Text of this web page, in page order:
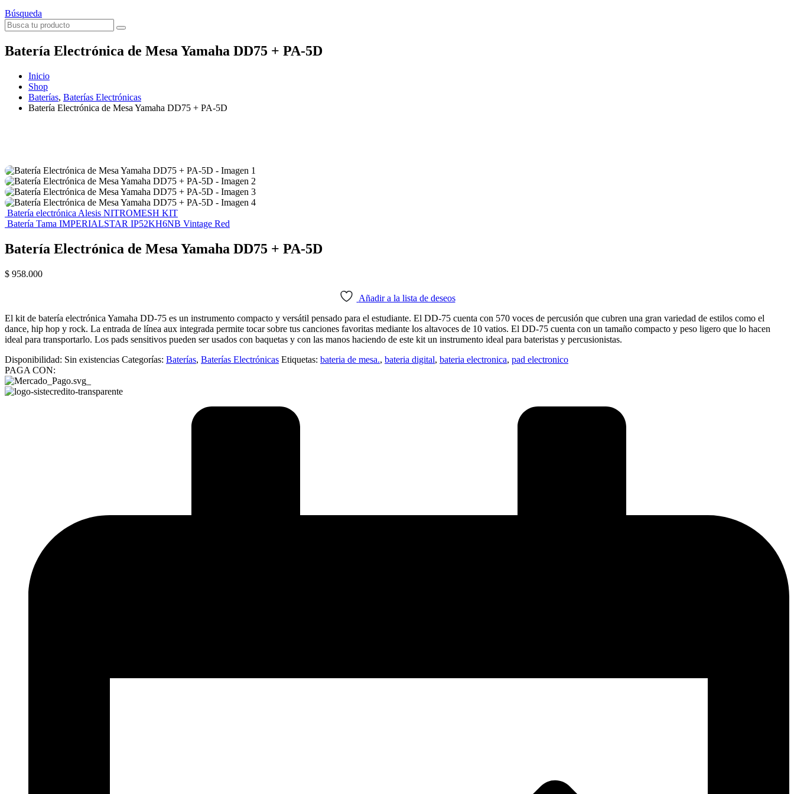
Búsqueda
Batería Electrónica de Mesa Yamaha DD75 + PA-5D
Inicio
Shop
Baterías, Baterías Electrónicas
Batería Electrónica de Mesa Yamaha DD75 + PA-5D
Batería electrónica Alesis NITROMESH KIT
Batería Tama IMPERIALSTAR IP52KH6NB Vintage Red
Batería Electrónica de Mesa Yamaha DD75 + PA-5D
$ 958.000
Añadir a la lista de deseos
El kit de batería electrónica Yamaha DD-75 es un instrumento compacto y versátil pensado para el estudiante. El DD-75 cuenta con 570 voces de percusión que cubren una gran variedad de estilos como el
dance, hip hop y rock. La entrada de línea aux integrada permite tocar sobre tus canciones favoritas mediante los altavoces de 10 vatios. El DD-75 cuenta con un tamaño compacto y peso ligero que lo hacen
ideal para transportarlo. Los pads sensitivos pueden ser usados con baquetas y con las manos haciendo de este kit un instrumento ideal para bateristas y percusionistas.
Disponibilidad: Sin existencias Categorías: Baterías, Baterías Electrónicas Etiquetas: bateria de mesa., bateria digital, bateria electronica, pad electronico
PAGA CON: